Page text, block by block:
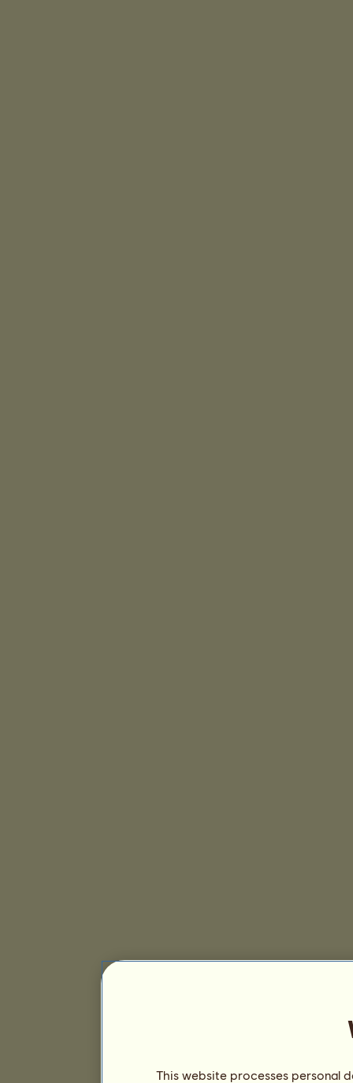
This website processes personal